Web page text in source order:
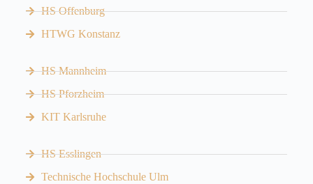
HS Offenburg
HTWG Konstanz
HS Mannheim
HS Pforzheim
KIT Karlsruhe
HS Esslingen
Technische Hochschule Ulm